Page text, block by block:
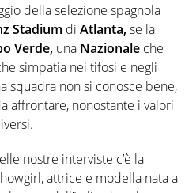
della selezione spagnola
Stadium di Atlanta,se la
Verde, una Nazionale che
simpatia nei tifosi e negli
squadra non si conosce bene,
affrontare, nonostante i valori
nostre interviste c’è la
attrice e modella nata a